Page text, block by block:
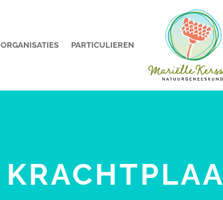
ORGANISATIES PARTICULIEREN